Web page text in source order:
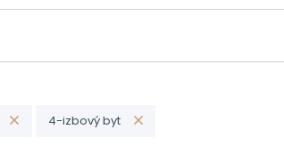
4-izbový byt